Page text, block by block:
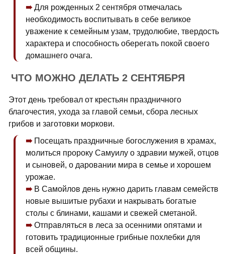
Для рожденных 2 сентября отмечалась
необходимость воспитывать в себе великое
уважение к семейным узам, трудолюбие, твердость
характера и способность оберегать покой своего
домашнего очага.
ЧТО МОЖНО ДЕЛАТЬ 2 СЕНТЯБРЯ
Этот день требовал от крестьян праздничного
благочестия, ухода за главой семьи, сбора лесных
грибов и заготовки моркови.
Посещать праздничные богослужения в храмах,
молиться пророку Самуилу о здравии мужей, отцов
и сыновей, о даровании мира в семье и хорошем
урожае.
В Самойлов день нужно дарить главам семейств
новые вышитые рубахи и накрывать богатые
столы с блинами, кашами и свежей сметаной.
Отправляться в леса за осенними опятами и
готовить традиционные грибные похлебки для
всей общины.